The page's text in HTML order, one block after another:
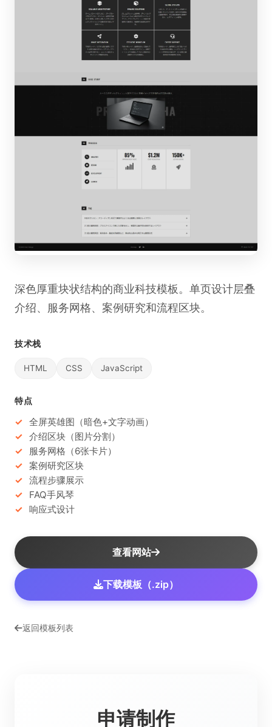
深色厚重块状结构的商业科技模板。单页设计层叠
介绍、服务网格、案例研究和流程区块。
技术栈
HTML CSS JavaScript
特点
全屏英雄图（暗色+文字动画）
介绍区块（图片分割）
服务网格（6张卡片）
案例研究区块
流程步骤展示
FAQ手风琴
响应式设计
查看网站
下载模板（.zip）
返回模板列表
申请制作